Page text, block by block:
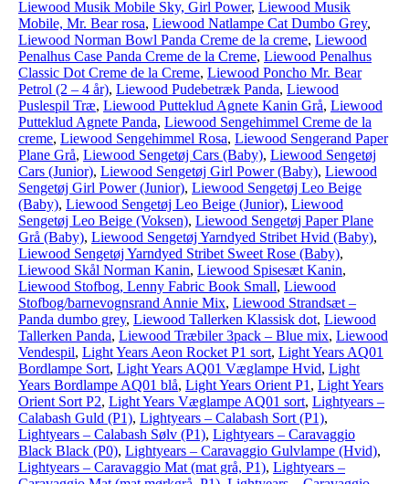
Liewood Musik Mobile Sky, Girl Power, Liewood Musik
Mobile, Mr. Bear rosa, Liewood Natlampe Cat Dumbo Grey,
Liewood Norman Bowl Panda Creme de la creme, Liewood
Penalhus Case Panda Creme de la Creme, Liewood Penalhus
Classic Dot Creme de la Creme, Liewood Poncho Mr. Bear
Petrol (2 – 4 år), Liewood Pudebetræk Panda, Liewood
Puslespil Træ, Liewood Putteklud Agnete Kanin Grå, Liewood
Putteklud Agnete Panda, Liewood Sengehimmel Creme de la
creme, Liewood Sengehimmel Rosa, Liewood Sengerand Paper
Plane Grå, Liewood Sengetøj Cars (Baby), Liewood Sengetøj
Cars (Junior), Liewood Sengetøj Girl Power (Baby), Liewood
Sengetøj Girl Power (Junior), Liewood Sengetøj Leo Beige
(Baby), Liewood Sengetøj Leo Beige (Junior), Liewood
Sengetøj Leo Beige (Voksen), Liewood Sengetøj Paper Plane
Grå (Baby), Liewood Sengetøj Yarndyed Stribet Hvid (Baby),
Liewood Sengetøj Yarndyed Stribet Sweet Rose (Baby),
Liewood Skål Norman Kanin, Liewood Spisesæt Kanin,
Liewood Stofbog, Lenny Fabric Book Small, Liewood
Stofbog/barnevognsrand Annie Mix, Liewood Strandsæt –
Panda dumbo grey, Liewood Tallerken Klassisk dot, Liewood
Tallerken Panda, Liewood Træbiler 3pack – Blue mix, Liewood
Vendespil, Light Years Aeon Rocket P1 sort, Light Years AQ01
Bordlampe Sort, Light Years AQ01 Væglampe Hvid, Light
Years Bordlampe AQ01 blå, Light Years Orient P1 , Light Years
Orient Sort P2, Light Years Væglampe AQ01 sort, Lightyears –
Calabash Guld (P1), Lightyears – Calabash Sort (P1),
Lightyears – Calabash Sølv (P1), Lightyears – Caravaggio
Black Black (P0), Lightyears – Caravaggio Gulvlampe (Hvid),
Lightyears – Caravaggio Mat (mat grå, P1), Lightyears –